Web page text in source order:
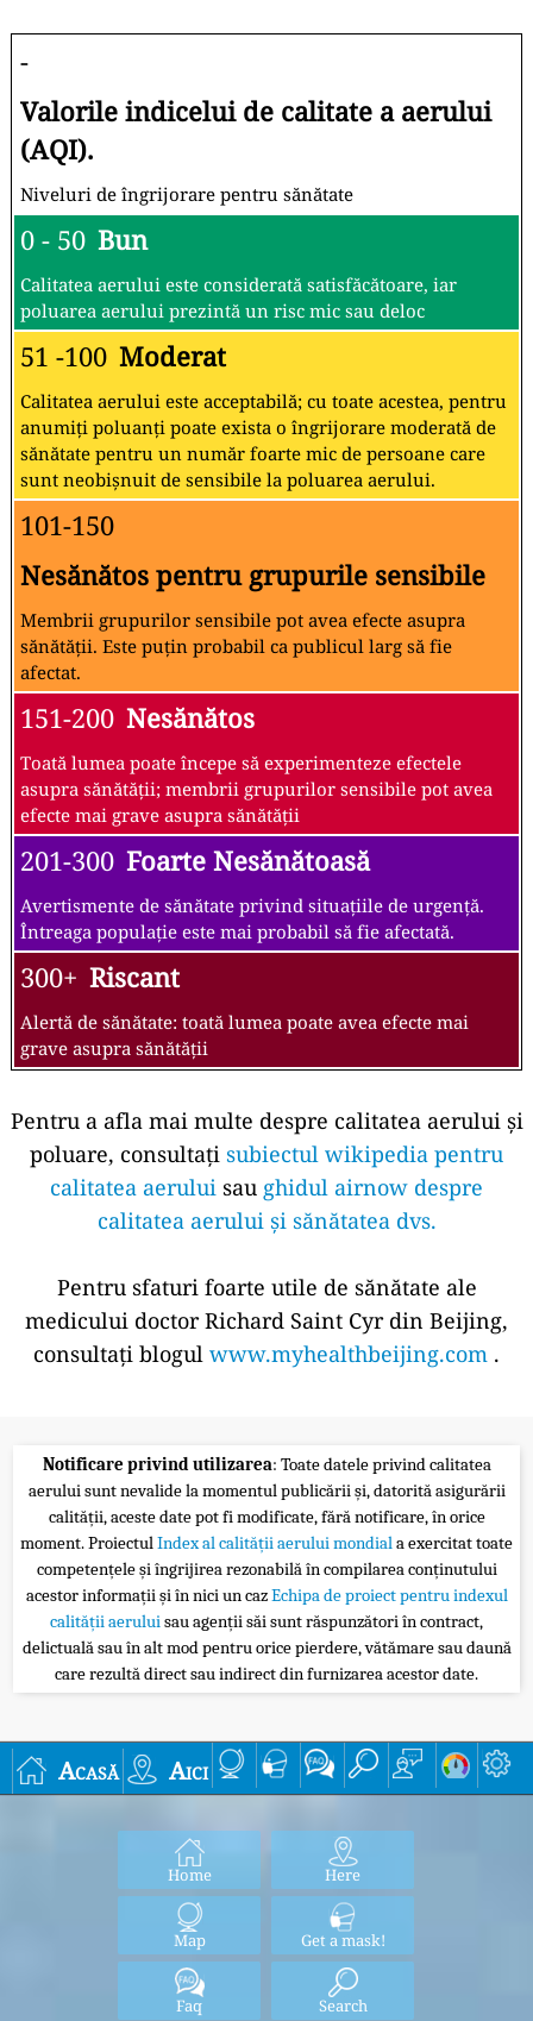
-
Valorile indicelui de calitate a aerului
(AQI).
Niveluri de îngrijorare pentru sănătate
0 - 50 Bun
Calitatea aerului este considerată satisfăcătoare, iar
poluarea aerului prezintă un risc mic sau deloc
51 -100 Moderat
Calitatea aerului este acceptabilă; cu toate acestea, pentru
anumiți poluanți poate exista o îngrijorare moderată de
sănătate pentru un număr foarte mic de persoane care
sunt neobișnuit de sensibile la poluarea aerului.
101-150
Nesănătos pentru grupurile sensibile
Membrii grupurilor sensibile pot avea efecte asupra
sănătății. Este puțin probabil ca publicul larg să fie
afectat.
151-200 Nesănătos
Toată lumea poate începe să experimenteze efectele
asupra sănătății; membrii grupurilor sensibile pot avea
efecte mai grave asupra sănătății
201-300 Foarte Nesănătoasă
Avertismente de sănătate privind situațiile de urgență.
Întreaga populație este mai probabil să fie afectată.
300+ Riscant
Alertă de sănătate: toată lumea poate avea efecte mai
grave asupra sănătății
Pentru a afla mai multe despre calitatea aerului și
poluare, consultați subiectul wikipedia pentru
calitatea aerului sau ghidul airnow despre
calitatea aerului și sănătatea dvs.
Pentru sfaturi foarte utile de sănătate ale
medicului doctor Richard Saint Cyr din Beijing,
consultați blogul www.myhealthbeijing.com .
Notificare privind utilizarea: Toate datele privind calitatea
aerului sunt nevalide la momentul publicării și, datorită asigurării
calității, aceste date pot fi modificate, fără notificare, în orice
moment. ProiectulIndex al calității aerului mondiala exercitat toate
competențele și îngrijirea rezonabilă în compilarea conținutului
acestor informații și în nici un cazEchipa de proiect pentru indexul
calității aeruluisau agenții săi sunt răspunzători în contract,
delictuală sau în alt mod pentru orice pierdere, vătămare sau daună
care rezultă direct sau indirect din furnizarea acestor date.
Acasă Aici
Home Here
Map Get a mask!
Faq Search